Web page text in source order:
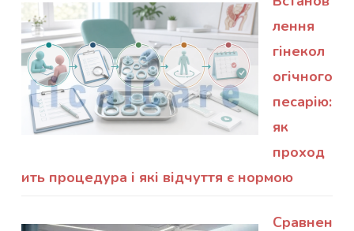
лення
гінекол
огічного
песарію:
як
проход
ить процедура і які відчуття є нормою
Сравнен